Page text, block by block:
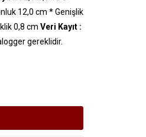
12,0 cm * Genişlik
0,8 cm Veri Kayıt :
gereklidir.